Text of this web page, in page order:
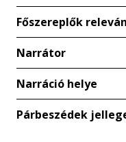
Főszereplők
Narrátor
Narráció helye
Párbeszédek